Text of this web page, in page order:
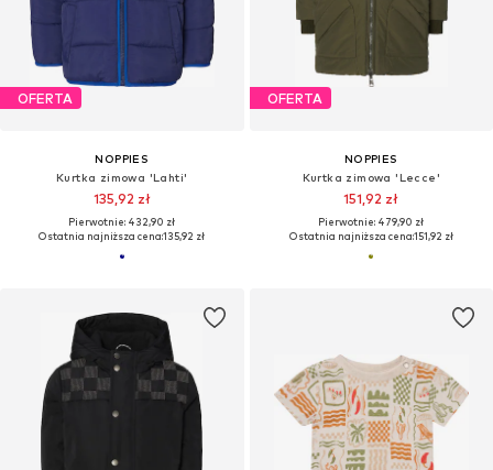
OFERTA
NOPPIES
Kurtka zimowa 'Lahti'
135,92 zł
Pierwotnie: 432,90 zł
Ostatnia najniższa cena:135,92 zł
OFERTA
NOPPIES
Kurtka zimowa 'Lecce'
151,92 zł
Pierwotnie: 479,90 zł
Ostatnia najniższa cena:151,92 zł